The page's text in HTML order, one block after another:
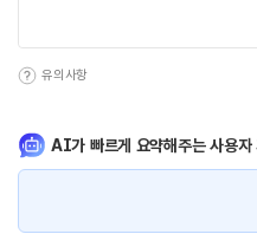
유의사항
AI가 빠르게 요약해주는 사용자